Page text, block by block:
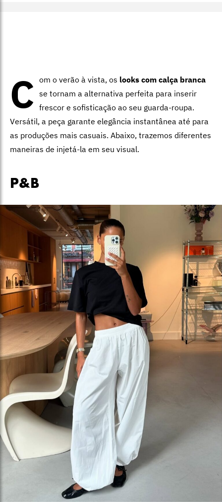
C om o verão à vista, os looks com calça branca
se tornam a alternativa perfeita para inserir
frescor e sofisticação ao seu guarda-roupa.
Versátil, a peça garante elegância instantânea até para
as produções mais casuais. Abaixo, trazemos diferentes
maneiras de injetá-la em seu visual.
P&B